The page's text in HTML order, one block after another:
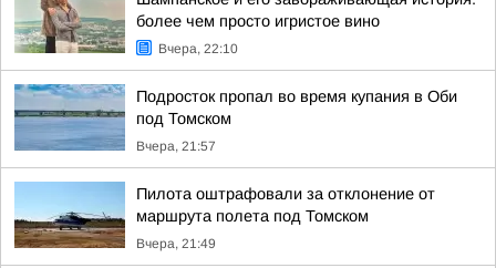
более чем просто игристое вино
Вчера, 22:10
Подросток пропал во время купания в Оби
под Томском
Вчера, 21:57
Пилота оштрафовали за отклонение от
маршрута полета под Томском
Вчера, 21:49